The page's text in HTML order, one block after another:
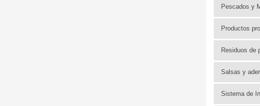
Pescados y
Productos
Residuos de
Salsas y
Sistema de